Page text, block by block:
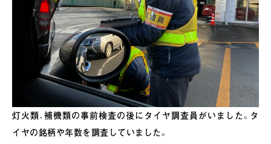
灯火類、補機類の事前検査の後にタイヤ調査員がいました。タ
イヤの銘柄や年数を調査していました。